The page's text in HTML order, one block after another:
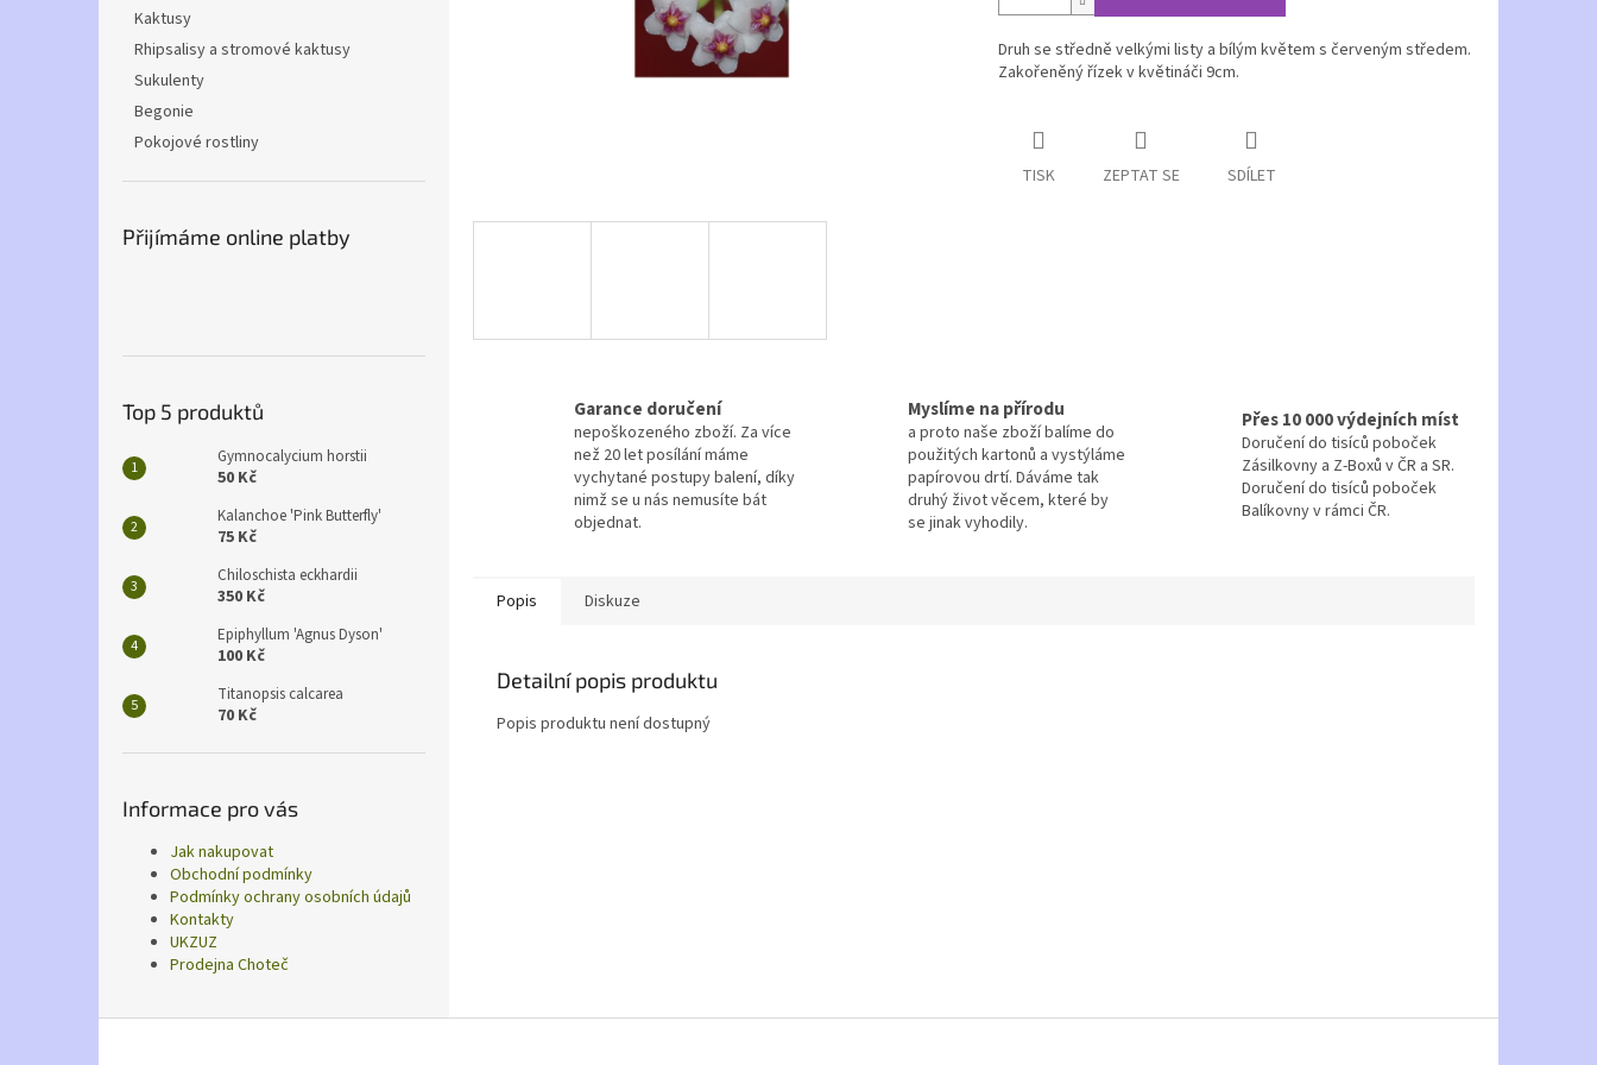
Kaktusy
Rhipsalisy a stromové kaktusy
Sukulenty
Begonie
Pokojové rostliny
Přijímáme online platby
Top 5 produktů
Gymnocalycium horstii
50 Kč
Kalanchoe 'Pink Butterfly'
75 Kč
Chiloschista eckhardii
350 Kč
Epiphyllum 'Agnus Dyson'
100 Kč
Titanopsis calcarea
70 Kč
Informace pro vás
Jak nakupovat
Obchodní podmínky
Podmínky ochrany osobních údajů
Kontakty
UKZUZ
Prodejna Choteč
Druh se středně velkými listy a bílým květem s červeným středem.
Zakořeněný řízek v květináči 9cm.
TISK ZEPTAT SE SDÍLET
Garance doručení
nepoškozeného zboží. Za více
než 20 let posílání máme
vychytané postupy balení, díky
nimž se u nás nemusíte bát
objednat.
Myslíme na přírodu
a proto naše zboží balíme do
použitých kartonů a vystýláme
papírovou drtí. Dáváme tak
druhý život věcem, které by
se jinak vyhodily.
Přes 10 000 výdejních míst
Doručení do tisíců poboček
Zásilkovny a Z-Boxů v ČR a SR.
Doručení do tisíců poboček
Balíkovny v rámci ČR.
Popis Diskuze
Detailní popis produktu
Popis produktu není dostupný